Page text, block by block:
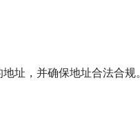
址，并确保地址合法合规